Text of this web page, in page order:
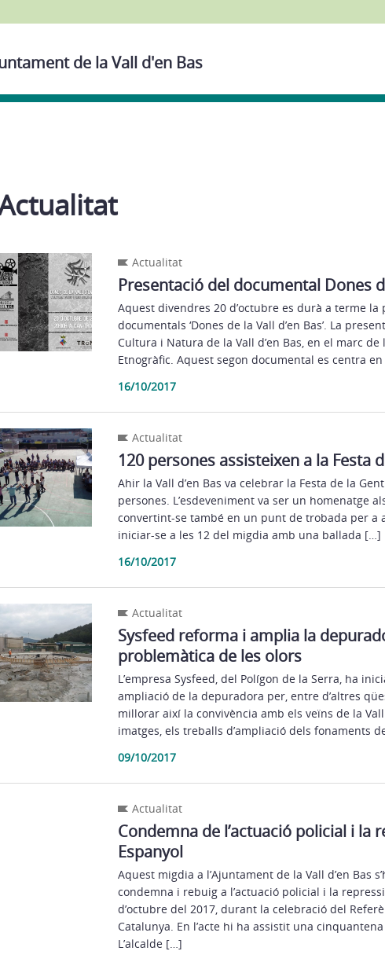
de la Vall d'en Bas
Actualitat
Presentació del documental Dones
Aquest divendres 20 d’octubre es durà a terme
documentals ‘Dones de la Vall d’en Bas’. La
Cultura i Natura de la Vall d’en Bas, en el marc
Etnogràfic. Aquest segon documental es centra
16/10/2017
Actualitat
120 persones assisteixen a la Festa
Ahir la Vall d’en Bas va celebrar la Festa de la
persones. L’esdeveniment va ser un homenatge
convertint-se també en un punt de trobada per a
iniciar-se a les 12 del migdia amb una ballada […]
16/10/2017
Actualitat
Sysfeed reforma i amplia la
problemàtica de les olors
L’empresa Sysfeed, del Polígon de la Serra, ha
ampliació de la depuradora per, entre d’altres
millorar així la convivència amb els veïns de la
imatges, els treballs d’ampliació dels fonaments
09/10/2017
Actualitat
Condemna de l’actuació policial i la
Espanyol
Aquest migdia a l’Ajuntament de la Vall d’en Bas
condemna i rebuig a l’actuació policial i la
d’octubre del 2017, durant la celebració del
Catalunya. En l’acte hi ha assistit una
L’alcalde […]